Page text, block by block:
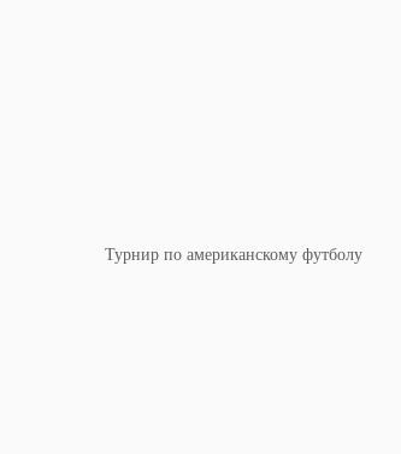
Турнир по американскому футболу